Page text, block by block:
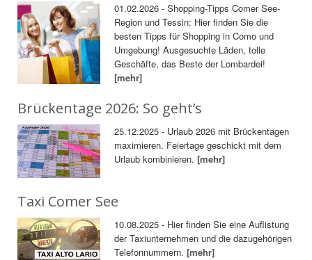
01.02.2026 - Shopping-Tipps Comer See-
Region und Tessin: Hier finden Sie die
besten Tipps für Shopping in Como und
Umgebung! Ausgesuchte Läden, tolle
Geschäfte, das Beste der Lombardei!
[mehr]
Brückentage 2026: So geht’s
25.12.2025 - Urlaub 2026 mit Brückentagen
maximieren. Feiertage geschickt mit dem
Urlaub kombinieren.[mehr]
Taxi Comer See
10.08.2025 - Hier finden Sie eine Auflistung
der Taxiunternehmen und die dazugehörigen
Telefonnummern.[mehr]